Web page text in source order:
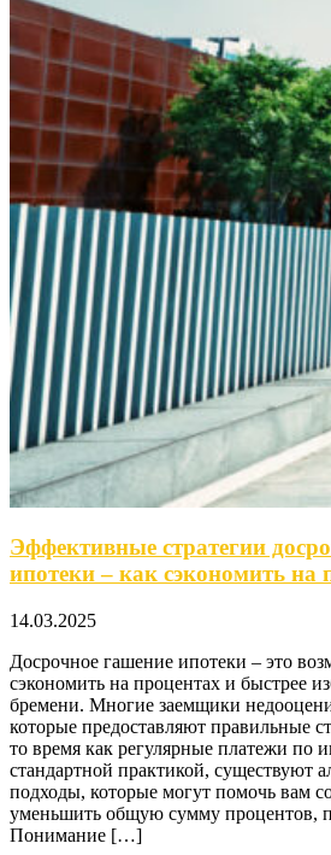
Эффективные стратегии
ипотеки – как сэкономить на
14.03.2025
Досрочное гашение ипотеки – это
сэкономить на процентах и быстрее
бремени. Многие заемщики
которые предоставляют правильные
то время как регулярные платежи по
стандартной практикой, существуют
подходы, которые могут помочь вам
уменьшить общую сумму процентов,
Понимание […]